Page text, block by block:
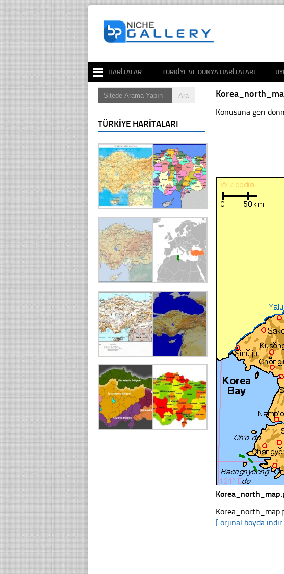
HARITALAR TÜRKIYE VE DÜNYA HARITALARI
Konusuna geri
[ orjinal boyda indir
TÜRKIYE HARITALARI